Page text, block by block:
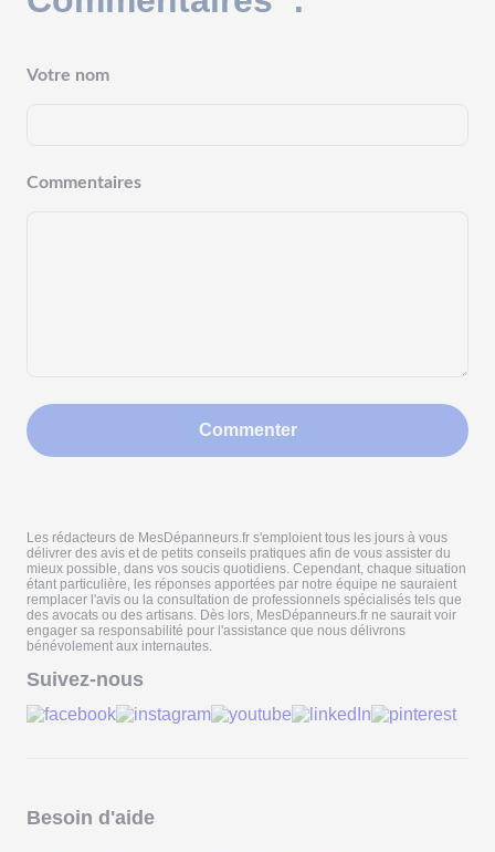
Votre nom
Commentaires
Commenter
Les rédacteurs de MesDépanneurs.fr s'emploient tous les jours à vous
délivrer des avis et de petits conseils pratiques afin de vous assister du
mieux possible, dans vos soucis quotidiens. Cependant, chaque situation
étant particulière, les réponses apportées par notre équipe ne sauraient
remplacer l'avis ou la consultation de professionnels spécialisés tels que
des avocats ou des artisans. Dès lors, MesDépanneurs.fr ne saurait voir
engager sa responsabilité pour l'assistance que nous délivrons
bénévolement aux internautes.
Suivez-nous
Besoin d'aide